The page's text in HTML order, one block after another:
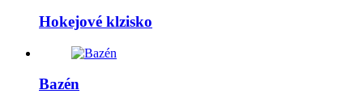
Hokejové klzisko
Bazén